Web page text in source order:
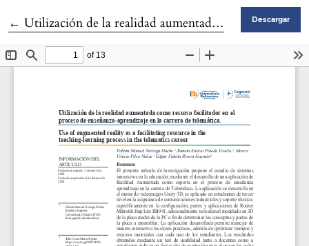
← Volver a los detalles del artículo
Utilización de la realidad aumentada como recurso facilitador en el proceso de enseñanza-aprendizaje en la carrera de telemática Descargar